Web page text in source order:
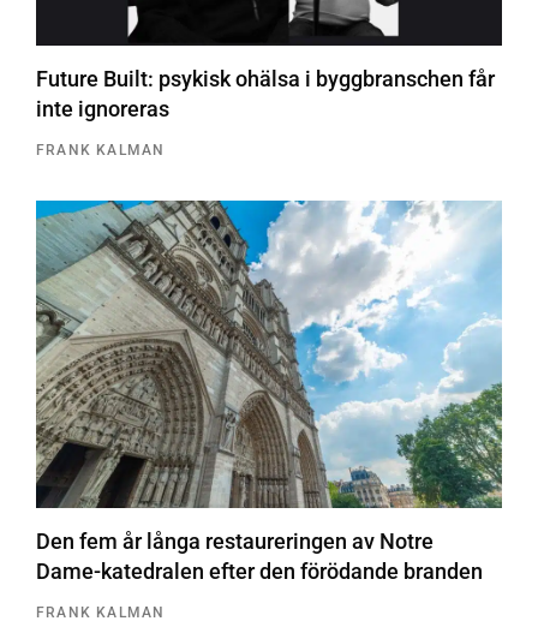
Future Built: psykisk ohälsa i byggbranschen får
inte ignoreras
FRANK KALMAN
Den fem år långa restaureringen av Notre
Dame-katedralen efter den förödande branden
FRANK KALMAN